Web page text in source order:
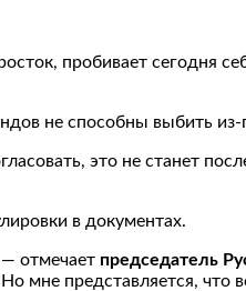
пробивает сегодня
не способны выбить из-
это не станет
в документах.
отмечает председатель
мне представляется, что